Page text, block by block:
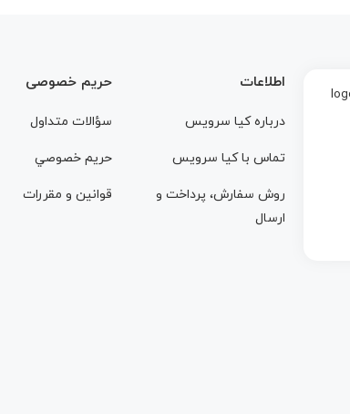
اطلاعات
درباره کيا سرويس
تماس با کيا سرويس
روش سفارش، پرداخت و
ارسال
حریم خصوصی
سؤالات متداول
حريم خصوصي
قوانين و مقررات